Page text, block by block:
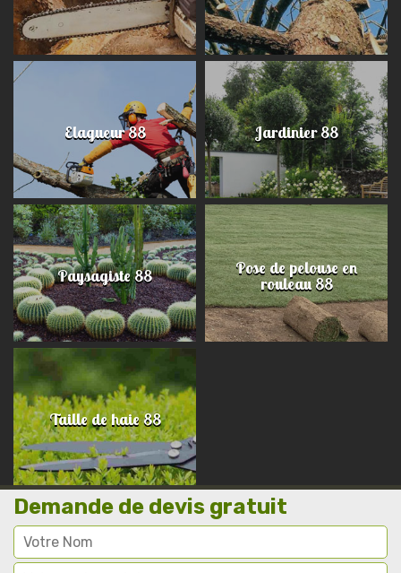
Elagueur 88 Jardinier 88
Paysagiste 88 Pose de pelouse en
rouleau 88
Taille de haie 88
Demande de devis gratuit